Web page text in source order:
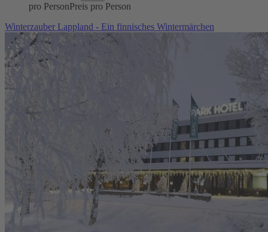
pro PersonPreis pro Person
Winterzauber Lappland - Ein finnisches Wintermärchen